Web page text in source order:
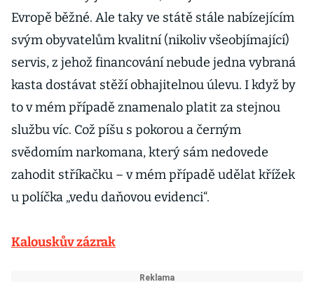
Evropě běžné. Ale taky ve státě stále nabízejícím
svým obyvatelům kvalitní (nikoliv všeobjímající)
servis, z jehož financování nebude jedna vybraná
kasta dostávat stěží obhajitelnou úlevu. I když by
to v mém případě znamenalo platit za stejnou
službu víc. Což píšu s pokorou a černým
svědomím narkomana, který sám nedovede
zahodit stříkačku – v mém případě udělat křížek
u políčka „vedu daňovou evidenci“.
Kalouskův zázrak